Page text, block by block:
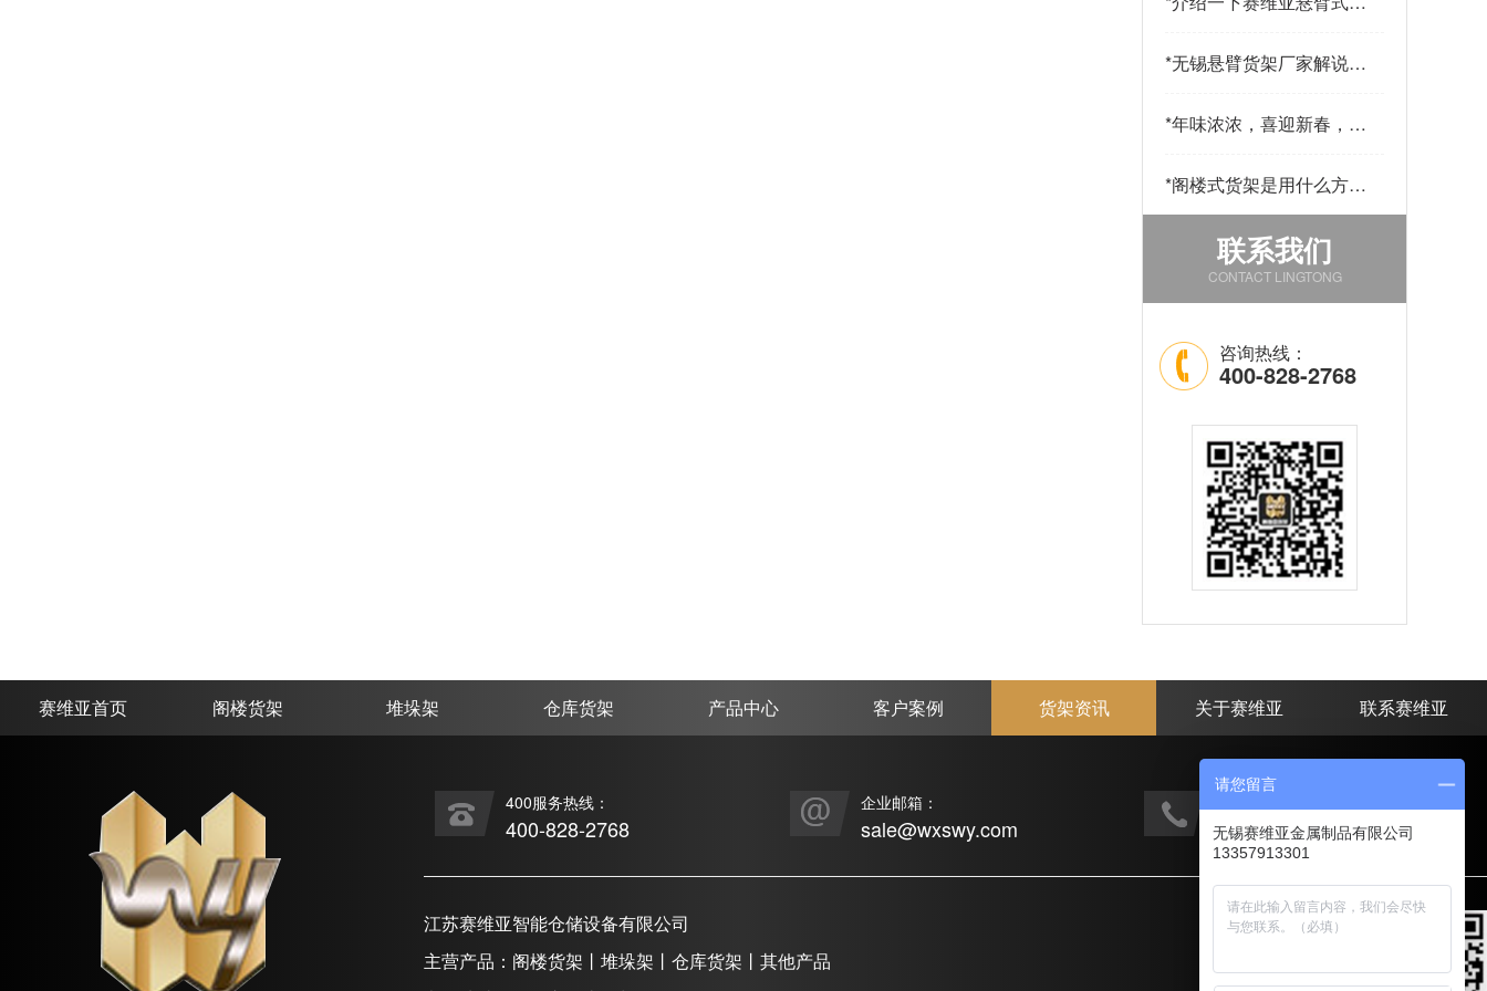
*无锡悬臂货架厂家解说悬
*年味浓浓，喜迎新春，公
*阁楼式货架是用什么方法
改善仓库中的环境的
联系我们
CONTACT LINGTONG
咨询热线：
400-828-2768
赛维亚首页 阁楼货架 堆垛架 仓库货架 产品中心 客户案例 货架资讯 关于赛维亚 联系赛维亚
400服务热线：
400-828-2768
企业邮箱：
sale@wxswy.com 133-5791-3301
江苏赛维亚智能仓储设备有限公司
主营产品：阁楼货架丨堆垛架丨仓库货架丨其他产品
请您留言
无锡赛维亚金属制品有限公司
13357913301